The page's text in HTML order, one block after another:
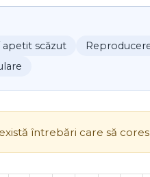
apetit scăzut
întrebări care să